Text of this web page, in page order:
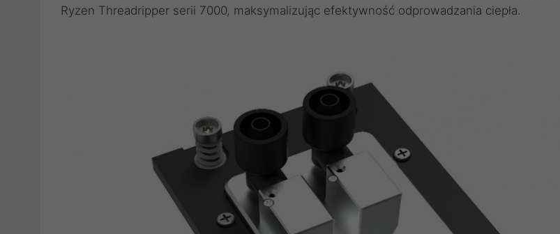
Ryzen Threadripper serii 7000, maksymalizując efektywność odprowadzania ciepła.